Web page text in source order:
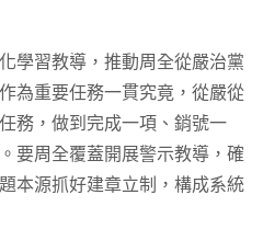
學習教導，推動周全從嚴治黨
為重要任務一貫究竟，從嚴從
務，做到完成一項、銷號一
要周全覆蓋開展警示教導，確
本源抓好建章立制，構成系統